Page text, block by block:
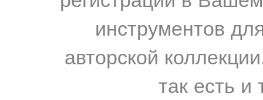
инструментов
авторской
так есть и